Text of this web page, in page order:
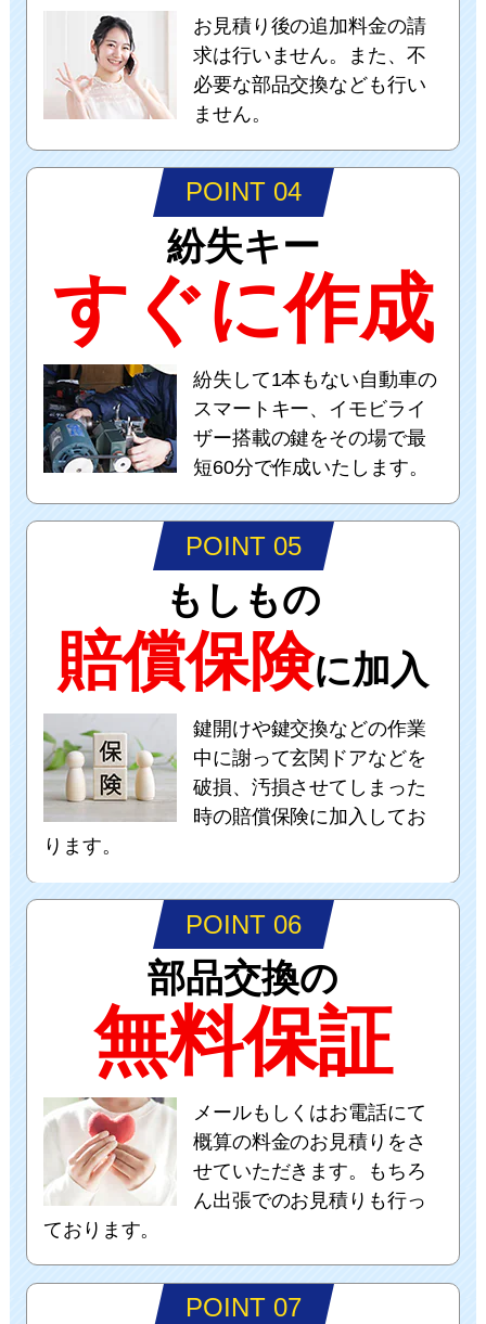
お見積り後の追加料金の請
求は行いません。また、不
必要な部品交換なども行い
ません。
POINT 04
紛失キー
すぐに作成
紛失して1本もない自動車の
スマートキー、イモビライ
ザー搭載の鍵をその場で最
短60分で作成いたします。
POINT 05
もしもの
賠償保険に加入
鍵開けや鍵交換などの作業
中に謝って玄関ドアなどを
破損、汚損させてしまった
時の賠償保険に加入してお
ります。
POINT 06
部品交換の
無料保証
メールもしくはお電話にて
概算の料金のお見積りをさ
せていただきます。もちろ
ん出張でのお見積りも行っ
ております。
POINT 07